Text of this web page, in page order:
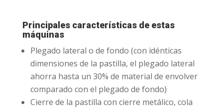
Principales características de estas
máquinas
Plegado lateral o de fondo (con idénticas
dimensiones de la pastilla, el plegado lateral
ahorra hasta un 30% de material de envolver
comparado con el plegado de fondo)
Cierre de la pastilla con cierre metálico, cola